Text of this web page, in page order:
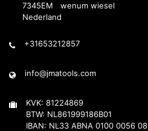
7345EM wenum wiesel
Nederland
+31653212857
info@jmatools.com
KVK: 81224869
BTW: NL861999186B01
IBAN: NL33 ABNA 0100 0056 08